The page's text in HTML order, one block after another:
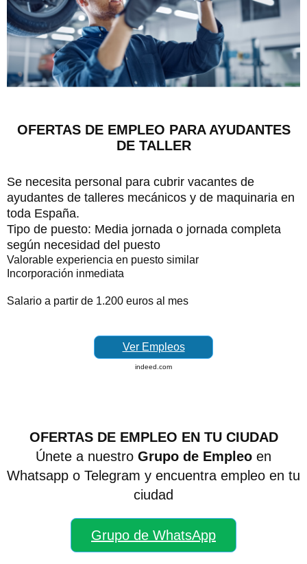
OFERTAS DE EMPLEO PARA AYUDANTES
DE TALLER
Se necesita personal para cubrir vacantes de
ayudantes de talleres mecánicos y de maquinaria en
toda España.
Tipo de puesto: Media jornada o jornada completa
según necesidad del puesto
Valorable experiencia en puesto similar
Incorporación inmediata
Salario a partir de 1.200 euros al mes
Ver Empleos
indeed.com
OFERTAS DE EMPLEO EN TU CIUDAD
Únete a nuestro Grupo de Empleo en
Whatsapp o Telegram y encuentra empleo en tu
ciudad
Grupo de WhatsApp